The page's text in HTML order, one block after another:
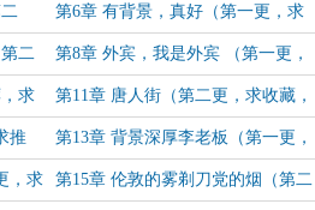
更，求推荐，求收藏）
第6章 有背景，真好（第一更，求
推荐，求收藏）
二 第8章 外宾，我是外宾 （第一更，
求推荐，求收藏）
求 第11章 唐人街（第二更，求收藏，
求推荐）
推 第13章 背景深厚李老板（第一更，
求收藏，求推荐）
，求 第15章 伦敦的雾剃刀党的烟（第二